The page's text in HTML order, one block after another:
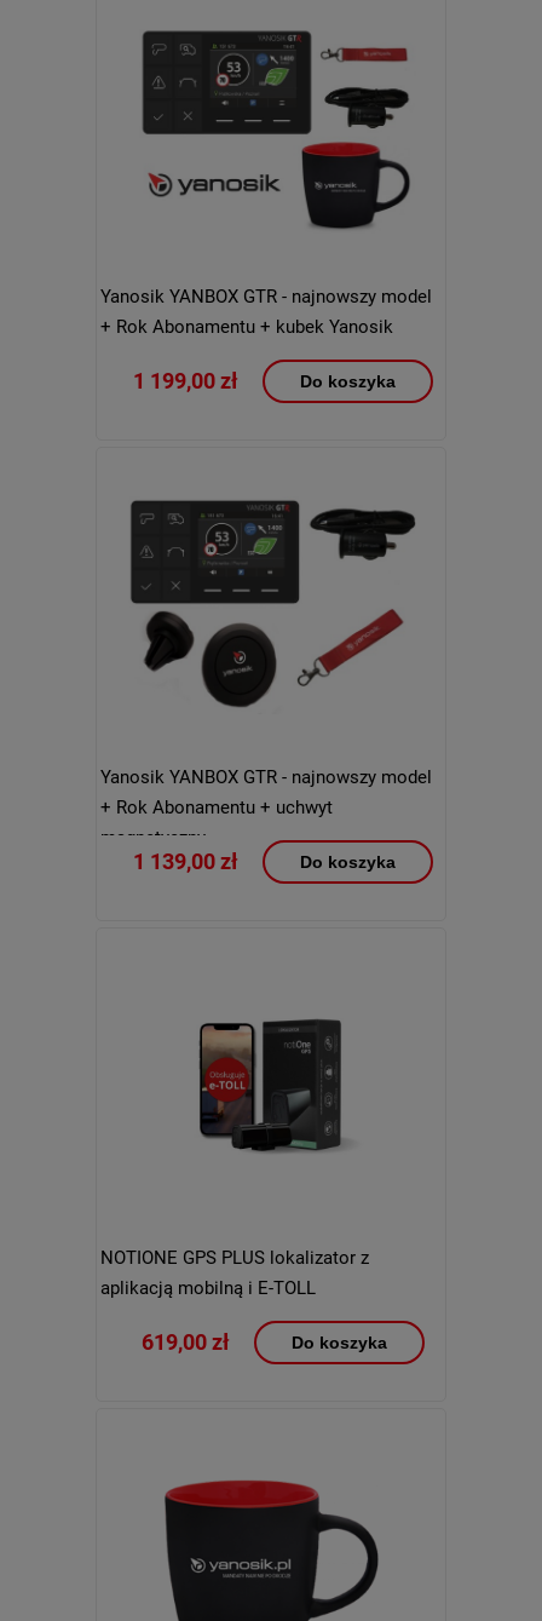
Yanosik YANBOX GTR - najnowszy model
+ Rok Abonamentu + kubek Yanosik
1 199,00 zł Do koszyka
Yanosik YANBOX GTR - najnowszy model
+ Rok Abonamentu + uchwyt
magnetyczny
1 139,00 zł Do koszyka
NOTIONE GPS PLUS lokalizator z
aplikacją mobilną i E-TOLL
619,00 zł Do koszyka